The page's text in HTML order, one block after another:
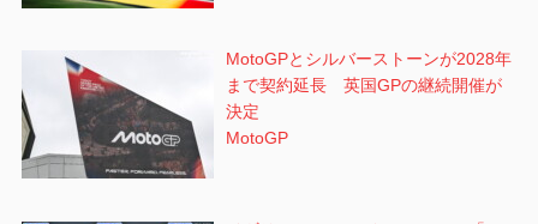
MotoGPとシルバーストーンが2028年
まで契約延長 英国GPの継続開催が
決定
MotoGP